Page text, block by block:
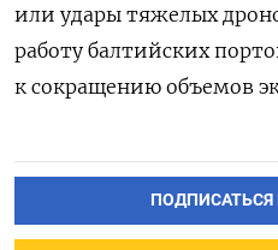
или удары тяжелых
работу балтийских
к сокращению объемов
ПОДПИСАТЬСЯ